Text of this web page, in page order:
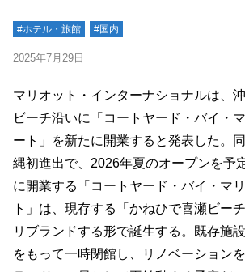
#ホテル・旅館 #国内
2025年7月29日
マリオット・インターナショナルは、
ビーチ沿いに「コートヤード・バイ・
ート」を新たに開業すると発表した。
縄初進出で、2026年夏のオープンを予
に開業する「コートヤード・バイ・マ
ト」は、現存する「かねひで喜瀬ビー
リブランドする形で誕生する。既存施
をもって一時閉館し、リノベーション